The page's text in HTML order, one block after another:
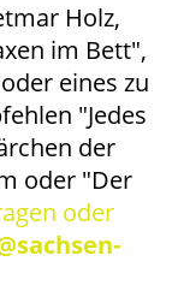
Holz,
im Bett",
eines zu
"Jedes
der
oder "Der
oder